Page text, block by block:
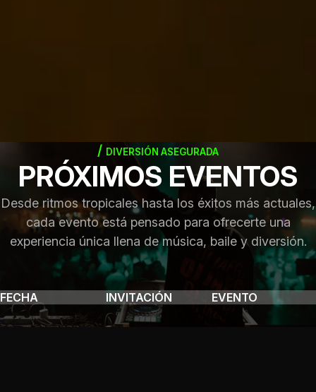
DIVERSIÓN ASEGURADA
PRÓXIMOS EVENTOS
Desde ritmos tropicales hasta los éxitos más actuales,
cada evento está pensado para ofrecerte una
experiencia única llena de música, baile y diversión.
FECHA INVITACIÓN EVENTO